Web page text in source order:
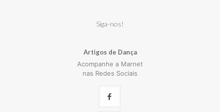
Siga-nos!
Artigos de Dança
Acompanhe a Marnet
nas Redes Sociais